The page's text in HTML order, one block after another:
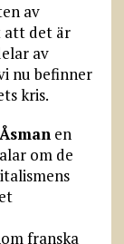
av
att det är
av
nu befinner
kris.
en
om de
franska